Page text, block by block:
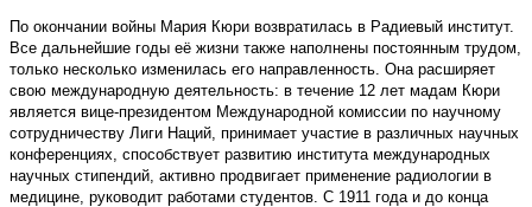
По окончании войны Мария Кюри возвратилась в Радиевый институт.
Все дальнейшие годы её жизни также наполнены постоянным трудом,
только несколько изменилась его направленность. Она расширяет
свою международную деятельность: в течение 12 лет мадам Кюри
является вице-президентом Международной комиссии по научному
сотрудничеству Лиги Наций, принимает участие в различных научных
конференциях, способствует развитию института международных
научных стипендий, активно продвигает применение радиологии в
медицине, руководит работами студентов. С 1911 года и до конца